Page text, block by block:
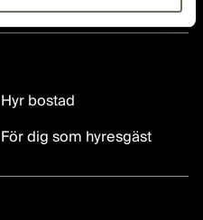
Hyr bostad
För dig som hyresgäst